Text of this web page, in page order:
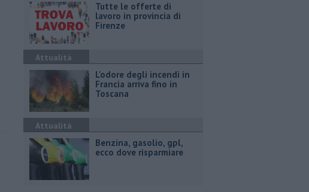
​Tutte le offerte di
lavoro in provincia di
Firenze
Attualità
L'odore degli incendi in
Francia arriva fino in
Toscana
Attualità
​Benzina, gasolio, gpl,
ecco dove risparmiare